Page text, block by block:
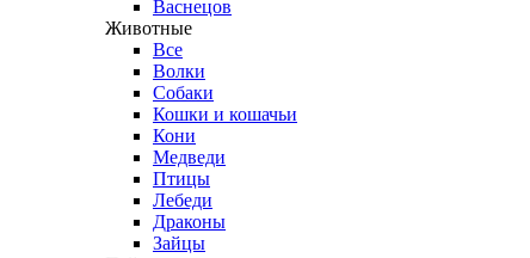
Васнецов
Животные
Все
Волки
Собаки
Кошки и кошачьи
Кони
Медведи
Птицы
Лебеди
Драконы
Зайцы